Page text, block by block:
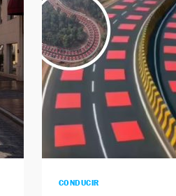
CONDUCIR